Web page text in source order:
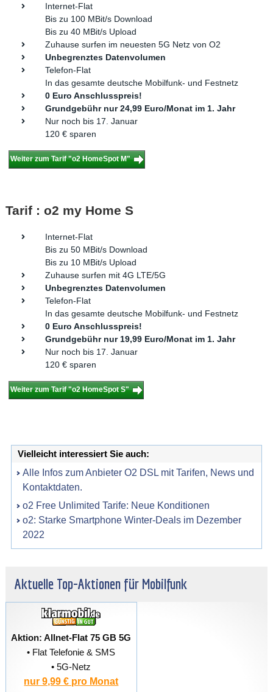
Internet-Flat
Bis zu 100 MBit/s Download
Bis zu 40 MBit/s Upload
Zuhause surfen im neuesten 5G Netz von O2
Unbegrenztes Datenvolumen
Telefon-Flat
In das gesamte deutsche Mobilfunk- und Festnetz
0 Euro Anschlusspreis!
Grundgebühr nur 24,99 Euro/Monat im 1. Jahr
Nur noch bis 17. Januar
120 € sparen
Weiter zum Tarif "o2 HomeSpot M"
Tarif : o2 my Home S
Internet-Flat
Bis zu 50 MBit/s Download
Bis zu 10 MBit/s Upload
Zuhause surfen mit 4G LTE/5G
Unbegrenztes Datenvolumen
Telefon-Flat
In das gesamte deutsche Mobilfunk- und Festnetz
0 Euro Anschlusspreis!
Grundgebühr nur 19,99 Euro/Monat im 1. Jahr
Nur noch bis 17. Januar
120 € sparen
Weiter zum Tarif "o2 HomeSpot S"
Vielleicht interessiert Sie auch:
Alle Infos zum Anbieter O2 DSL mit Tarifen, News und
Kontaktdaten.
o2 Free Unlimited Tarife: Neue Konditionen
o2: Starke Smartphone Winter-Deals im Dezember
2022
Aktuelle Top-Aktionen für Mobilfunk
Aktion: Allnet-Flat 75 GB 5G
• Flat Telefonie & SMS
• 5G-Netz
nur 9,99 € pro Monat